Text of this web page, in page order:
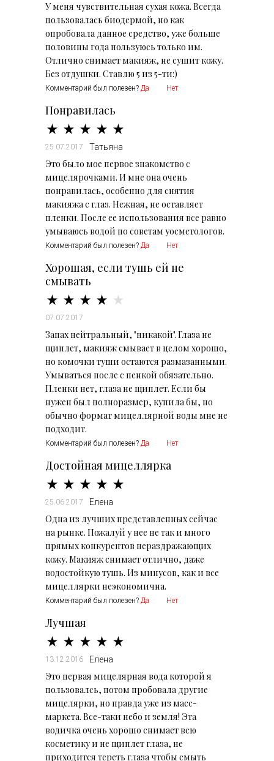
У меня чувствительная сухая кожа. Всегда
пользовалась биодермой, но как
опробовала данное средство, уже больше
половины года пользуюсь только им.
Отлично снимает макияж, не сушит кожу.
Без отдушки. Ставлю 5 из 5-ти:)
Комментарий был полезен? Да Нет
Понравилась
25.07.2017 Татьяна
Это было мое первое знакомство с
мицелярочками. И мне она очень
понравилась, особенно для снятия
макияжа с глаз. Нежная, не оставляет
пленки. После ее использования все равно
умываюсь водой по советам уосметологов.
Комментарий был полезен? Да Нет
Хорошая, если тушь ей не
смывать
07.07.2017
Запах нейтральный, "никакой". Глаза не
щиплет, макияж смывает в целом хорошо,
но комочки туши остаются размазанными.
Умываться после с пенкой обязательно.
Пленки нет, глаза не щиплет. Если бы
нужен был полноразмер, купила бы, но
обычно формат мицеллярной воды мне не
подходит.
Комментарий был полезен? Да Нет
Достойная мицеллярка
25.06.2017 Елена
Одна из лучших представленных сейчас
на рынке. Пожалуй у нее не так и много
прямых конкурентов нераздражающих
кожу. Макияж снимает отлично, даже
водостойкую тушь. Из минусов, как и все
мицеллярки неэкономична.
Комментарий был полезен? Да Нет
Лучшая
13.12.2016 Елена
Это первая мицелярная вода которой я
пользовалсь, потом пробовала другие
мицелярки, но правда уже из масс-
маркета. Все-таки небо и земля! Эта
водичка очень хорошо снимает всю
косметику и не щиплет глаза, не
приходится тереть глаза чтобы смыть